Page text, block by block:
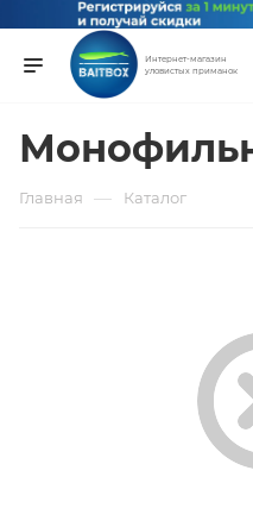
Интернет-магазин
уловистых приманок
Главная — Каталог